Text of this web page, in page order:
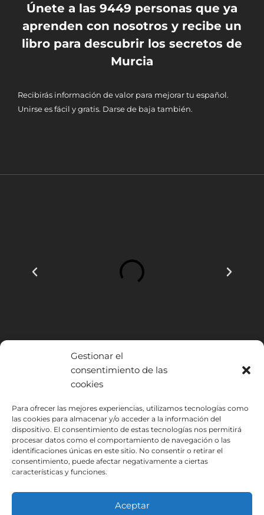
Gestionar el
consentimiento de las
cookies
Para ofrecer las mejores experiencias, utilizamos tecnologías como
las cookies para almacenar y/o acceder a la información del
dispositivo. El consentimiento de estas tecnologías nos permitirá
procesar datos como el comportamiento de navegación o las
identificaciones únicas en este sitio. No consentir o retirar el
consentimiento, puede afectar negativamente a ciertas
características y funciones.
Aceptar
Únete a las 9449 personas que ya
aprenden con nosotros y recibe un
libro para descubrir los secretos de
Murcia
Recibirás información de valor para mejorar tu español.
Unirse es fácil y gratis. Darse de baja también.
INSTITUTO HISPANICO DE MURCIA, SOCIEDAD LIMITADA ha sido
beneficiario del Fondo Europeo de Desarrollo Regional cuyo objetivo
es mejorar el uso y la calidad de las tecnologías de la información y de
las comunicaciones y el acceso a las mismas y gracias al que ha
podido implantar las siguientes soluciones: Presencia web a través de
página propia. Esta acción ha tenido lugar durante 2020. Para ello ha
contado con el apoyo del programa TIC Cámaras de la Cámara de